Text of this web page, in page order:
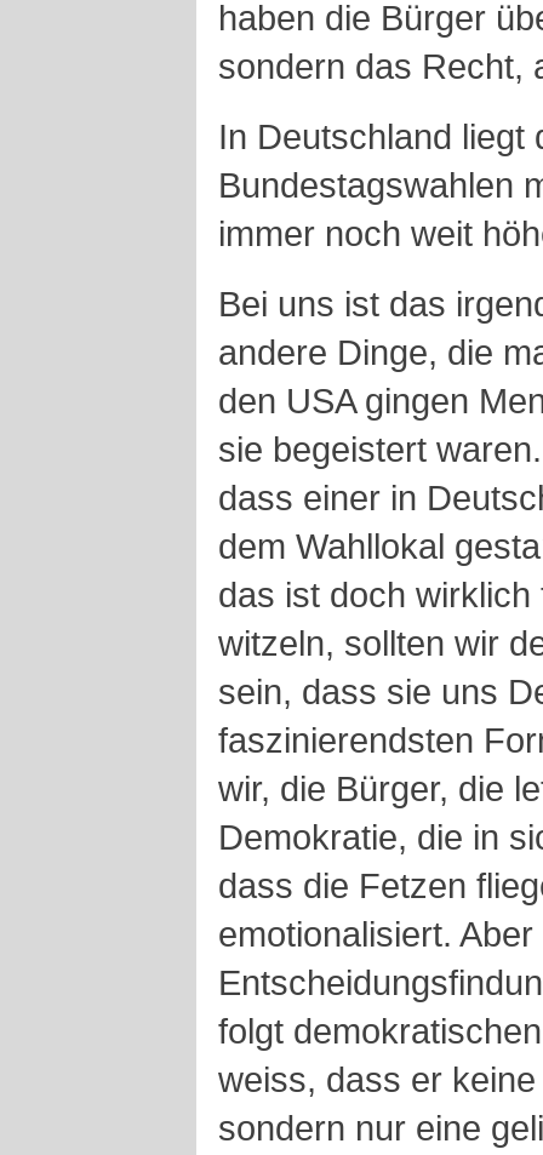
haben die Bürger
sondern das Recht,
In Deutschland liegt
Bundestagswahlen
immer noch weit
Bei uns ist das
andere Dinge, die
den USA gingen
sie begeistert
dass einer in
dem Wahllokal
das ist doch
witzeln, sollten wir
sein, dass sie uns
faszinierendsten
wir, die Bürger, die
Demokratie, die in
dass die Fetzen
emotionalisiert.
folgt
weiss, dass er
sondern nur eine